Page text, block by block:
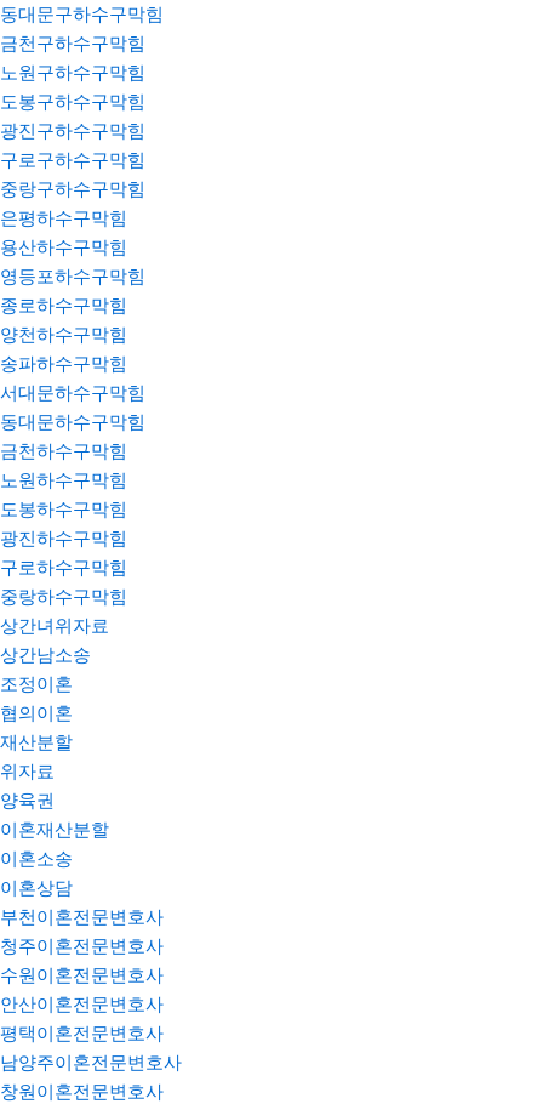
동대문구하수구막힘
금천구하수구막힘
노원구하수구막힘
도봉구하수구막힘
광진구하수구막힘
구로구하수구막힘
중랑구하수구막힘
은평하수구막힘
용산하수구막힘
영등포하수구막힘
종로하수구막힘
양천하수구막힘
송파하수구막힘
서대문하수구막힘
동대문하수구막힘
금천하수구막힘
노원하수구막힘
도봉하수구막힘
광진하수구막힘
구로하수구막힘
중랑하수구막힘
상간녀위자료
상간남소송
조정이혼
협의이혼
재산분할
위자료
양육권
이혼재산분할
이혼소송
이혼상담
부천이혼전문변호사
청주이혼전문변호사
수원이혼전문변호사
안산이혼전문변호사
평택이혼전문변호사
남양주이혼전문변호사
창원이혼전문변호사